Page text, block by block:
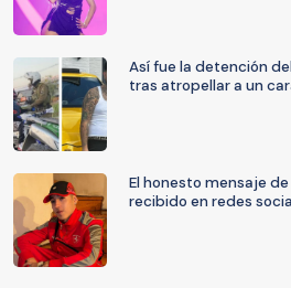
Así fue la detención
tras atropellar a un
El honesto mensaje
recibido en redes